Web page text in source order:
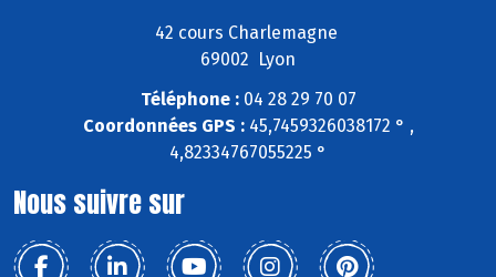
42 cours Charlemagne
69002 Lyon
Téléphone :04 28 29 70 07
Coordonnées GPS :45,7459326038172 ° ,
4,82334767055225 °
Nous suivre sur